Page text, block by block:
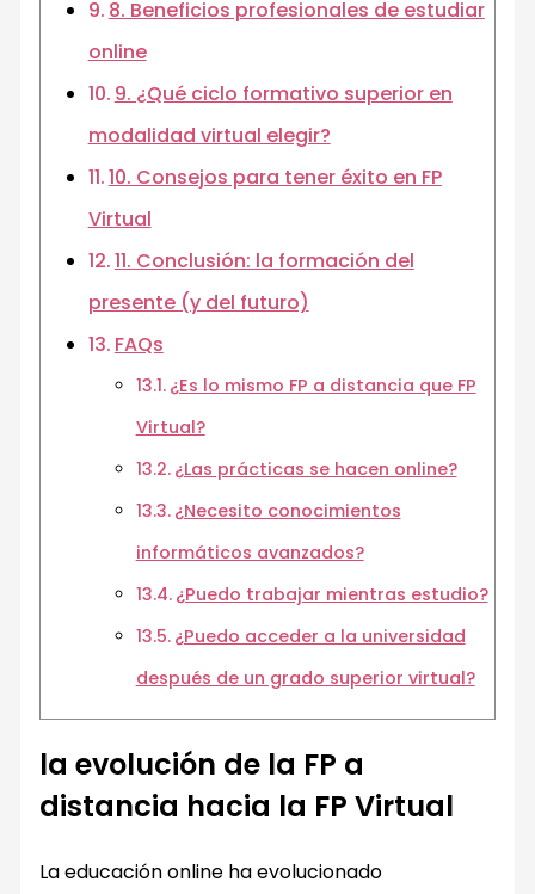
8. Beneficios profesionales de estudiar
online
9. ¿Qué ciclo formativo superior en
modalidad virtual elegir?
10. Consejos para tener éxito en FP
Virtual
11. Conclusión: la formación del
presente (y del futuro)
FAQs
¿Es lo mismo FP a distancia que FP
Virtual?
¿Las prácticas se hacen online?
¿Necesito conocimientos
informáticos avanzados?
¿Puedo trabajar mientras estudio?
¿Puedo acceder a la universidad
después de un grado superior virtual?
la evolución de la FP a
distancia hacia la FP Virtual
La educación online ha evolucionado